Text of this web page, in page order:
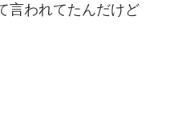
言われてたんだけど